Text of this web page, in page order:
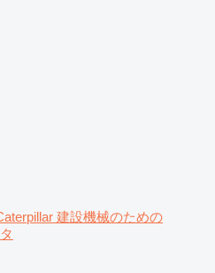
建設機械のための